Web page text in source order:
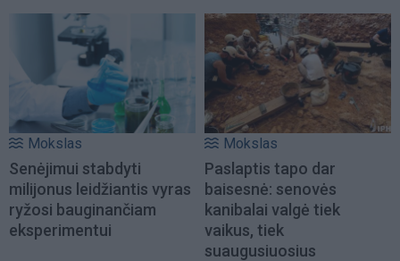
Mokslas
Senėjimui stabdyti
milijonus leidžiantis vyras
ryžosi bauginančiam
eksperimentui
Mokslas
Paslaptis tapo dar
baisesnė: senovės
kanibalai valgė tiek
vaikus, tiek
suaugusiuosius